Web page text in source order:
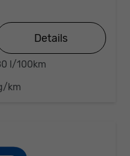
Details
l/100km
km